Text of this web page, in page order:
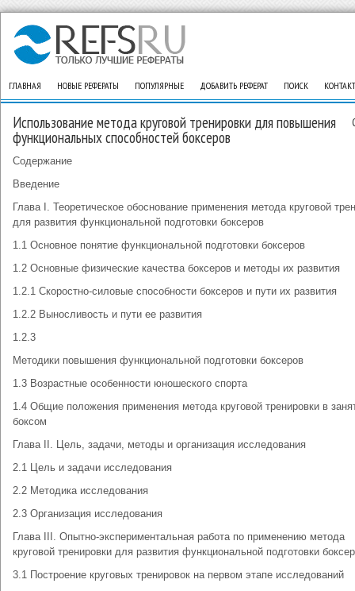
ГЛАВНАЯ НОВЫЕ РЕФЕРАТЫ ПОПУЛЯРНЫЕ ДОБАВИТЬ РЕФЕРАТ ПОИСК
Использование метода круговой тренировки для повышения
функциональных способностей боксеров
Содержание
Введение
Глава I. Теоретическое обоснование применения метода круговой
для развития функциональной подготовки боксеров
1.1 Основное понятие функциональной подготовки боксеров
1.2 Основные физические качества боксеров и методы их развития
1.2.1 Скоростно-силовые способности боксеров и пути их развития
1.2.2 Выносливость и пути ее развития
1.2.3
Методики повышения функциональной подготовки боксеров
1.3 Возрастные особенности юношеского спорта
1.4 Общие положения применения метода круговой тренировки в
боксом
Глава II. Цель, задачи, методы и организация исследования
2.1 Цель и задачи исследования
2.2 Методика исследования
2.3 Организация исследования
Глава III. Опытно-экспериментальная работа по применению метода
круговой тренировки для развития функциональной подготовки
3.1 Построение круговых тренировок на первом этапе исследований